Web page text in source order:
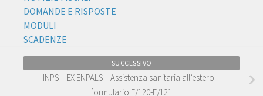
DOMANDE E RISPOSTE
MODULI
SCADENZE
SUCCESSIVO
INPS – EX ENPALS – Assistenza sanitaria all’estero –
formulario E/120-E/121